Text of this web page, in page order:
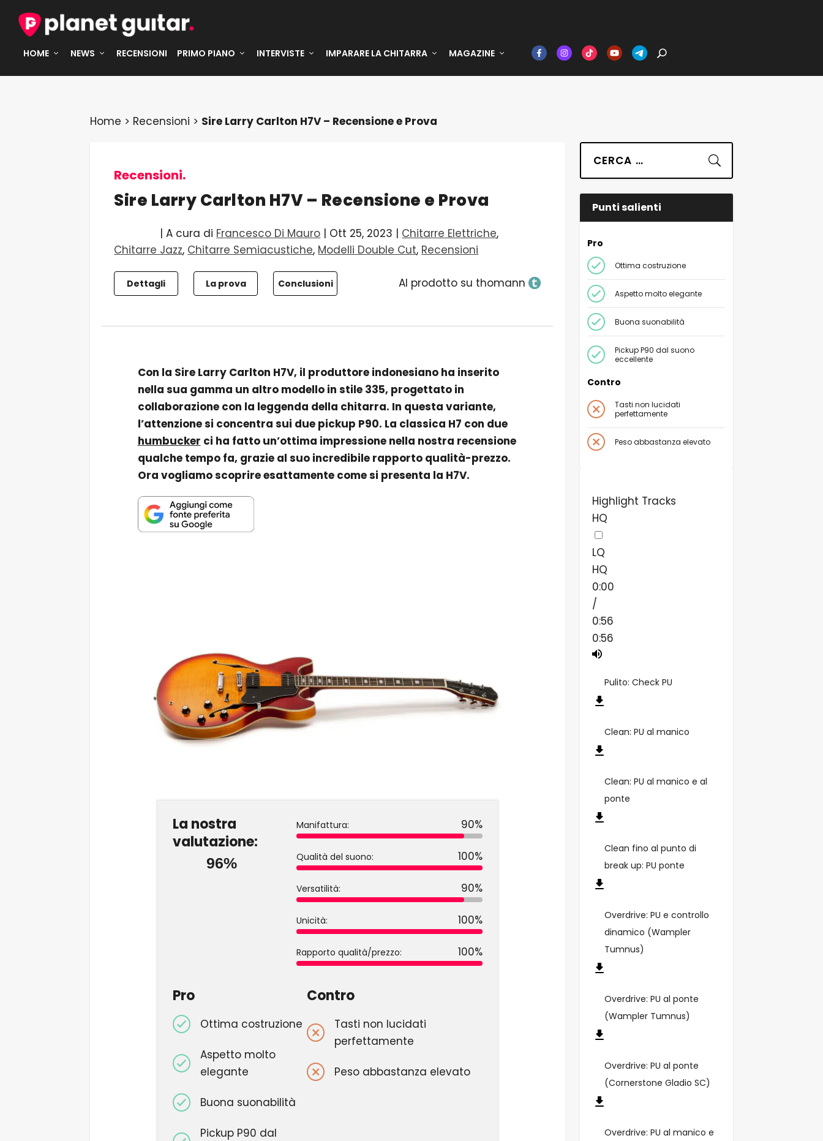
HOME NEWS RECENSIONI PRIMO PIANO INTERVISTE IMPARARE LA CHITARRA MAGAZINE
Home > Recensioni > Sire Larry Carlton H7V – Recensione e Prova
Recensioni.
Sire Larry Carlton H7V – Recensione e Prova
| A cura di Francesco Di Mauro | Ott 25, 2023 | Chitarre Elettriche,
Chitarre Jazz, Chitarre Semiacustiche, Modelli Double Cut, Recensioni
Dettagli La prova Conclusioni Al prodotto su thomann
Con la Sire Larry Carlton H7V, il produttore indonesiano ha inserito
nella sua gamma un altro modello in stile 335, progettato in
collaborazione con la leggenda della chitarra. In questa variante,
l’attenzione si concentra sui due pickup P90. La classica H7 con due
humbucker ci ha fatto un’ottima impressione nella nostra recensione
qualche tempo fa, grazie al suo incredibile rapporto qualità-prezzo.
Ora vogliamo scoprire esattamente come si presenta la H7V.
La nostra
valutazione:
96%
Manifattura: 90%
Qualità del suono: 100%
Versatilità: 90%
Unicità: 100%
Rapporto qualità/prezzo: 100%
Pro
Ottima costruzione
Aspetto molto
elegante
Buona suonabilità
Pickup P90 dal
Contro
Tasti non lucidati
perfettamente
Peso abbastanza elevato
Suchen
Punti salienti
Pro
Ottima costruzione
Aspetto molto elegante
Buona suonabilità
Pickup P90 dal suono
eccellente
Contro
Tasti non lucidati
perfettamente
Peso abbastanza elevato
Highlight Tracks
HQ
LQ
HQ
0:00
/
0:56
0:56
Pulito: Check PU
Clean: PU al manico
Clean: PU al manico e al
ponte
Clean fino al punto di
break up: PU ponte
Overdrive: PU e controllo
dinamico (Wampler
Tumnus)
Overdrive: PU al ponte
(Wampler Tumnus)
Overdrive: PU al ponte
(Cornerstone Gladio SC)
Overdrive: PU al manico e